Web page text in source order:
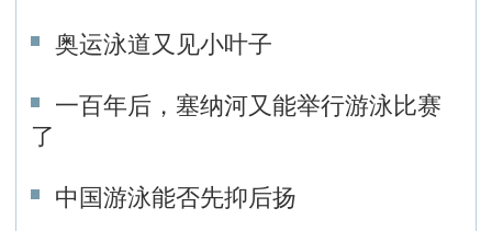
奥运泳道又见小叶子
一百年后，塞纳河又能举行游泳比赛
了
中国游泳能否先抑后扬